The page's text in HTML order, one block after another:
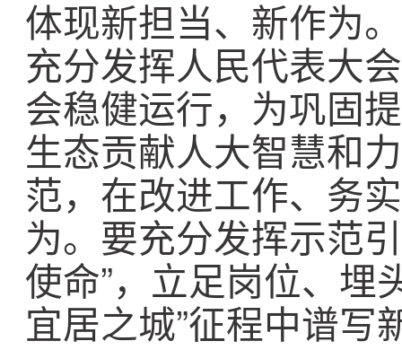
体现新担当、新作为
充分发挥人民代表大
会稳健运行，为巩固
生态贡献人大智慧和
范，在改进工作、务
为。要充分发挥示范
使命”，立足岗位、埋
宜居之城”征程中谱写